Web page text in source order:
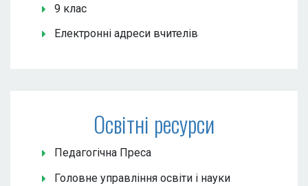
9 клас
Електронні адреси вчителів
Освітні ресурси
Педагогічна Преса
Головне управління освіти і науки